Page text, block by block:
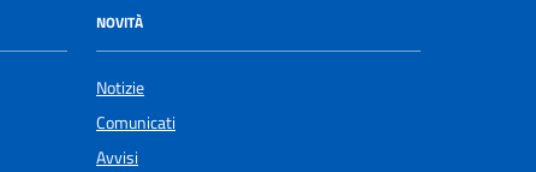
NOVITÀ
Notizie
Comunicati
Avvisi